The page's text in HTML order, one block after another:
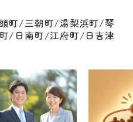
町/三朝町/湯梨浜町/琴
/日南町/江府町/日吉津